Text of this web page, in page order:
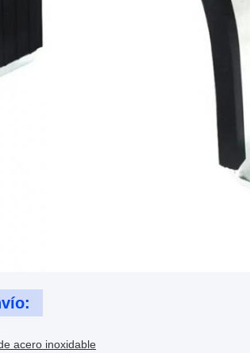
acero inoxidable